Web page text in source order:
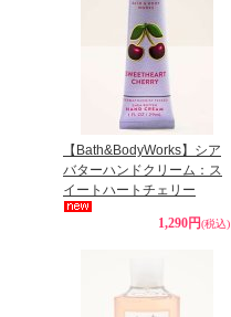
【Bath&BodyWorks】シア
バターハンドクリーム：ス
イートハートチェリー
1,290円(税込)